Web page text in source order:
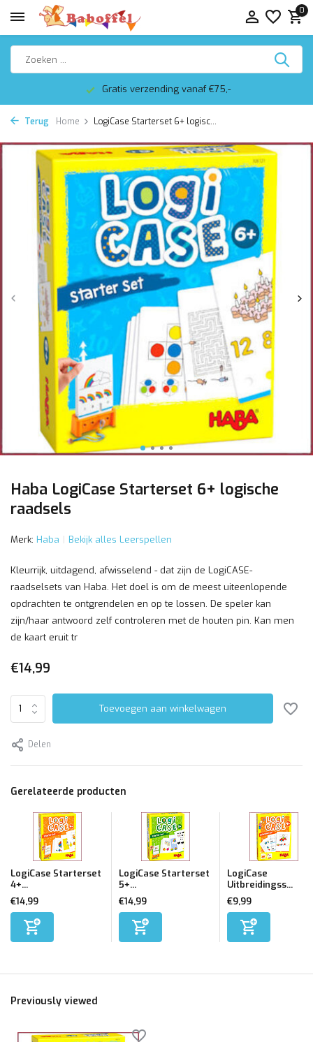
0
Gratis verzending vanaf €75,-
Terug Home LogiCase Starterset 6+ logisc...
Haba LogiCase Starterset 6+ logische
raadsels
Merk: Haba Bekijk alles Leerspellen
Kleurrijk, uitdagend, afwisselend - dat zijn de LogiCASE-
raadselsets van Haba. Het doel is om de meest uiteenlopende
opdrachten te ontgrendelen en op te lossen. De speler kan
zijn/haar antwoord zelf controleren met de houten pin. Kan men
de kaart eruit tr
€14,99
Toevoegen aan winkelwagen
Delen
Gerelateerde producten
LogiCase Starterset
4+...
€14,99
LogiCase Starterset
5+...
€14,99
LogiCase
Uitbreidingss...
€9,99
Previously viewed